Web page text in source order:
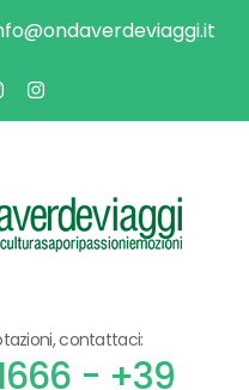
contattaci:
- +39